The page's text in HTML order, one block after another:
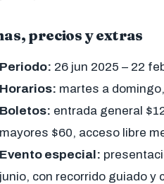
precios y extras
Periodo: 26 jun 2025 – 22
Horarios: martes a
Boletos: entrada general
mayores $60, acceso libre
Evento especial:
junio, con recorrido guiado y